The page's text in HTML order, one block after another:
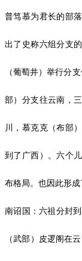
普笃慕为君长的部
出了史称六组分支
（葡萄井）举行分
部）分支往云南，
川，慕克克（布部
到了广西）。六个
布格局。也因此形成
南诏国：六祖分封
（武部）皮逻阁在